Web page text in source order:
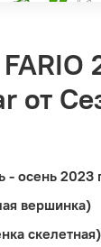
от
- осень 2023
вершинка)
скелетная)